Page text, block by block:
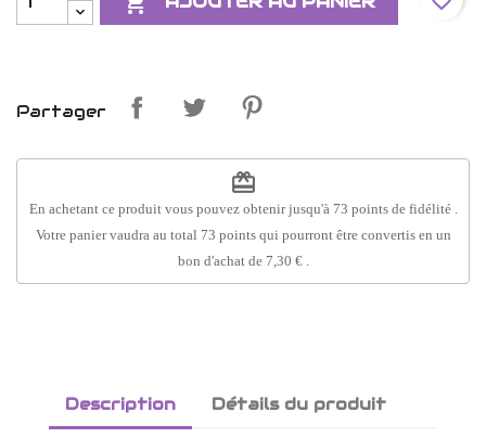
Partager
redeem
En achetant ce produit vous pouvez obtenir jusqu'à 73 points de fidélité.
Votre panier vaudra au total 73 pointsqui pourront être convertis en un
bon d'achat de 7,30 €.
Description Détails du produit